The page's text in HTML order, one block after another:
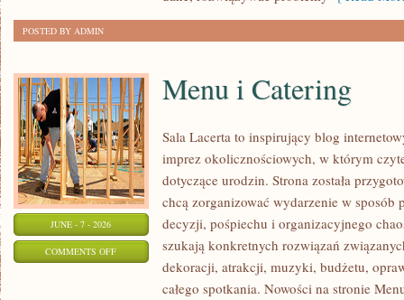
POSTED BY ADMIN
JUNE - 7 - 2026
COMMENTS OFFON
Menu i Catering
Sala Lacerta to inspirujący blog
imprez okolicznościowych, w którym
dotyczące urodzin. Strona została
chcą zorganizować wydarzenie w sposób
decyzji, pośpiechu i organizacyjnego
szukają konkretnych rozwiązań
dekoracji, atrakcji, muzyki, budżetu,
całego spotkania. Nowości na stronie